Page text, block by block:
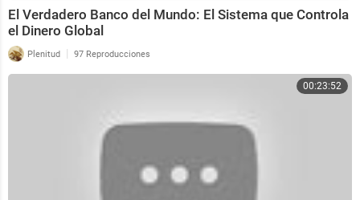
El Verdadero Banco del Mundo: El Sistema que Controla
el Dinero Global
Plenitud | 97 Reproducciones
00:23:52